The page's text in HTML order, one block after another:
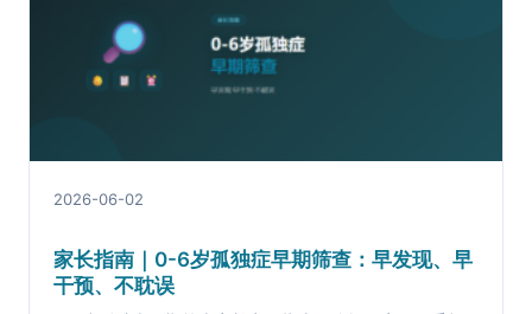
2026-06-02
家长指南｜0-6岁孤独症早期筛查：早发现、早
干预、不耽误